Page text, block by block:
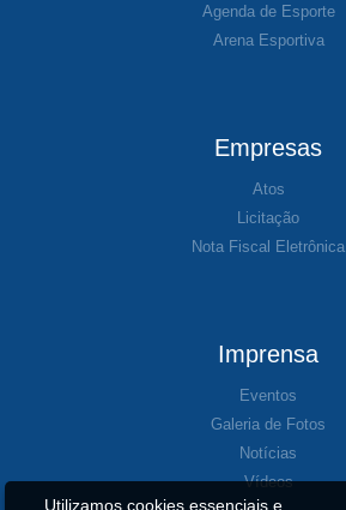
Agenda de Esporte
Arena Esportiva
Empresas
Atos
Licitação
Nota Fiscal Eletrônica
Imprensa
Eventos
Galeria de Fotos
Notícias
Vídeos
Utilizamos cookies essenciais e